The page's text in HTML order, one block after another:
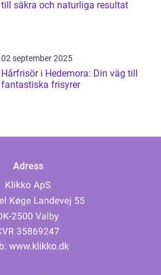
till säkra och naturliga resultat
02 september 2025
Hårfrisör i Hedemora: Din väg till
fantastiska frisyrer
Adress
www.klikko.dk